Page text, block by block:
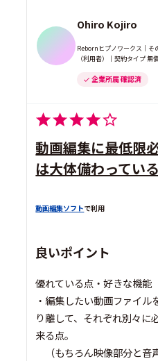
Ohiro Kojiro
Rebornヒプノワークス｜そ
（利用者）｜契約タイプ 無
企業所属 確認済
動画編集に最低限
は大体備わっている
動画編集ソフトで利用
良いポイント
優れている点・好きな機能
・編集したい動画ファイ
り離して、それぞれ別々に
来る点。
（もちろん映像部分と音